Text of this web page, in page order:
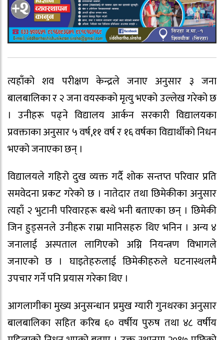
त्यहाँको शव परीक्षण केन्द्रले जनाए अनुसार ३ जना
बालबालिका र २ जना वयस्कको मृत्यु भएको उल्लेख गरेको छ
। उनीहरू पढ्ने विद्यालय आर्कन सरकारी विद्यालयका
प्रवक्ताका अनुसार ५ वर्ष,११ वर्ष र १६ वर्षका विद्यार्थीको निधन
भएको जनाएका छन् ।
विद्यालयले गहिरो दुख व्यक्त गर्दै शोक सन्तप्त परिवार प्रति
समवेदना प्रकट गरेको छ । नातेदार तथा छिमेकीका अनुसार
त्यहाँ २ भुटानी परिवारहरू बस्थे भनी बताएका छन् । छिमेकी
जिन हुड्सनले उनीहरू राम्रा मानिसहरु थिए भनिन । अन्य ४
जनालाई अस्पताल लागिएको अग्नि नियन्त्रण विभागले
जनाएको छ । घाइतेहरुलाई छिमेकीहरुले घटनास्थलमै
उपचार गर्ने पनि प्रयास गरेका थिए ।
आगलागीका मुख्य अनुसन्धान प्रमुख ग्यारी गुनथरका अनुसार
बालबालिका सहित करिब ६० वर्षीय पुरुष तथा ४८ वर्षीय